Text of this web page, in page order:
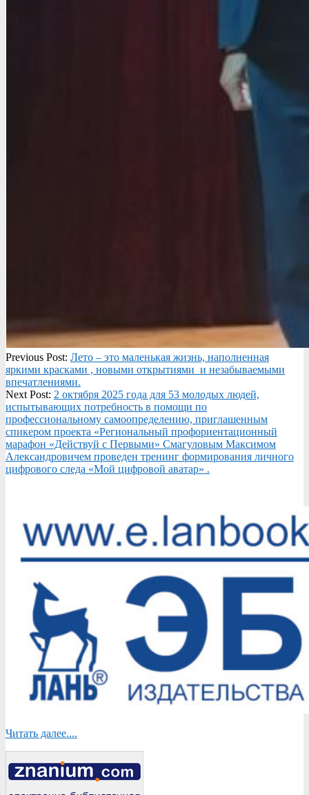
2025-
10-
07
Previous Post: Лето – это маленькая жизнь, наполненная
яркими красками , новыми открытиями и незабываемыми
впечатлениями.
Next Post: 2 октября 2025 года для 53 молодых людей,
испытывающих потребность в помощи по
профессиональному самоопределению, приглашенным
спикером проекта «Региональный профориентационный
марафон «Действуй с Первыми» Смагуловым Максимом
Александровичем проведен тренинг формирования личного
цифрового следа «Мой цифровой аватар» .
Читать далее....